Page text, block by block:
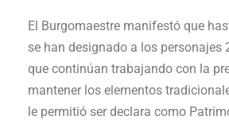
El Burgomaestre manifestó que
se han designado a los personajes
que continúan trabajando con la
mantener los elementos
le permitió ser declara como